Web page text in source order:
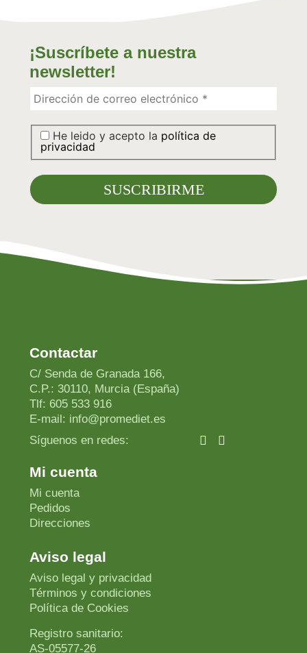
¡Suscríbete a nuestra
newsletter!
He leido y acepto la política de
privacidad
Contactar
C/ Senda de Granada 166,
C.P.: 30110, Murcia (España)
Tlf: 605 533 916
E-mail: info@promediet.es
Síguenos en redes:
Mi cuenta
Mi cuenta
Pedidos
Direcciones
Aviso legal
Aviso legal y privacidad
Términos y condiciones
Política de Cookies
Registro sanitario:
AS-05577-26